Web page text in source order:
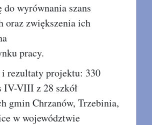
wyrównania szans
oraz zwiększenia ich
pracy.
i rezultaty projektu: 330
IV-VIII z 28 szkół
gmin Chrzanów, Trzebinia,
w województwie